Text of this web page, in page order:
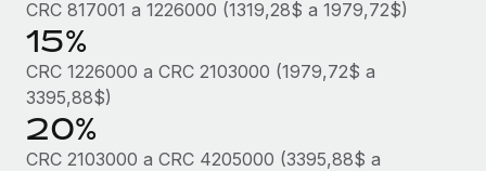
CRC 817001 a 1226000 (1319,28$ a 1979,72$)
15%
CRC 1226000 a CRC 2103000 (1979,72$ a
3395,88$)
20%
CRC 2103000 a CRC 4205000 (3395,88$ a